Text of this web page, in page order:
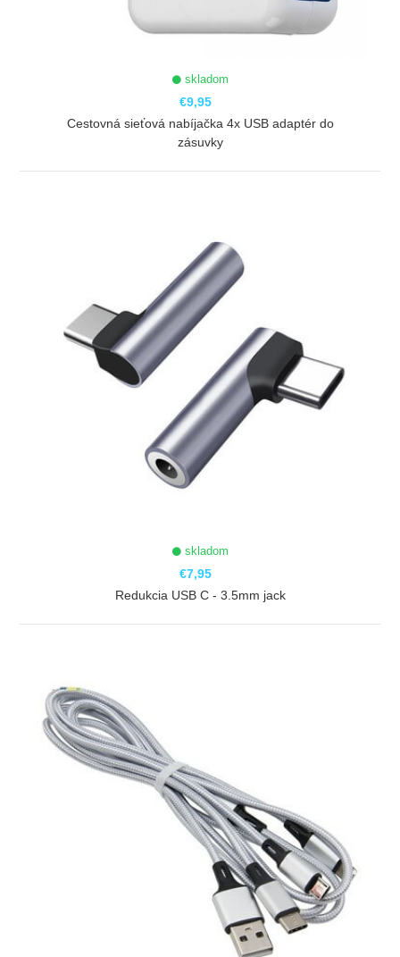
skladom
€9,95
Cestovná sieťová nabíjačka 4x USB adaptér do
zásuvky
skladom
€7,95
Redukcia USB C - 3.5mm jack